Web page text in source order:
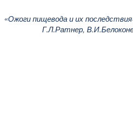
«Ожоги пищевода и их
Г.Л.Ратнер,